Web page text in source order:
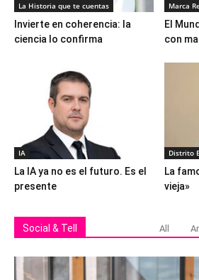
La Historia que te cuentas
Invierte en coherencia: la
ciencia lo confirma
Marca
El
con
IA
La IA ya no es el futuro. Es el
presente
Distrito
La
vieja»
Social & Tell All